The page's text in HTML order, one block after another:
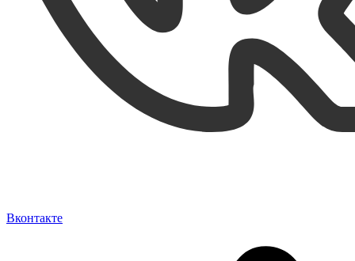
Вконтакте